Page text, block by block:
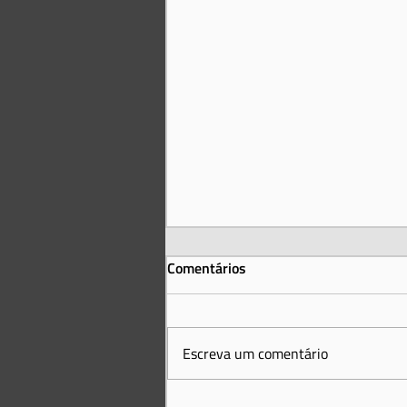
Comentários
Escreva um comentário